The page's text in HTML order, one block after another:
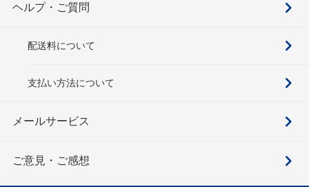
ヘルプ・ご質問
配送料について
支払い方法について
メールサービス
ご意見・ご感想